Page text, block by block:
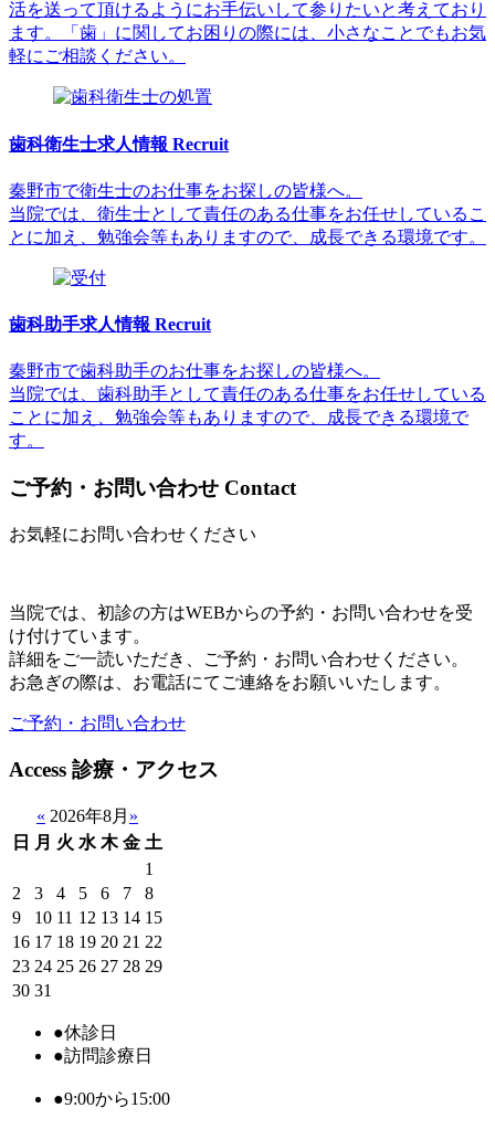
活を送って頂けるようにお手伝いして参りたいと考えており
ます。「歯」に関してお困りの際には、小さなことでもお気
軽にご相談ください。
歯科衛生士求人情報 Recruit
秦野市で衛生士のお仕事をお探しの皆様へ。
当院では、衛生士として責任のある仕事をお任せしているこ
とに加え、勉強会等もありますので、成長できる環境です。
歯科助手求人情報 Recruit
秦野市で歯科助手のお仕事をお探しの皆様へ。
当院では、歯科助手として責任のある仕事をお任せしている
ことに加え、勉強会等もありますので、成長できる環境で
す。
ご予約・お問い合わせ Contact
お気軽にお問い合わせください
当院では、初診の方はWEBからの予約・お問い合わせを受
け付けています。
詳細をご一読いただき、ご予約・お問い合わせください。
お急ぎの際は、お電話にてご連絡をお願いいたします。
ご予約・お問い合わせ
Access 診療・アクセス
« 2026年8月 »
日
月 火 水 木 金 土
1
2
3 4 5 6 7
8
9
10 11 12 13 14 15
16 17 18 19 20 21 22
23 24 25 26 27 28 29
30 31
●休診日
●訪問診療日
●9:00から15:00